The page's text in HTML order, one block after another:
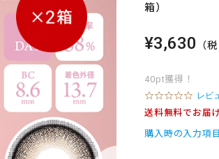
箱）
¥3,630 （
40pt獲得！
0
.
0
s
レビ
送料無料でお届
購入時の入力項